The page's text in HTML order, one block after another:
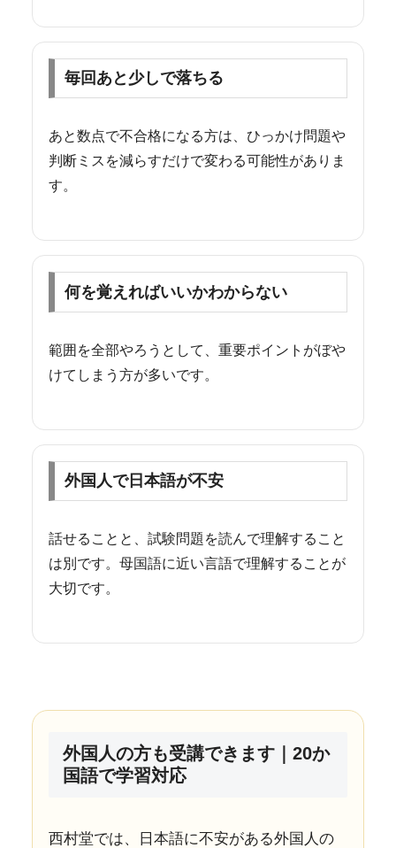
毎回あと少しで落ちる
あと数点で不合格になる方は、ひっかけ問題や
判断ミスを減らすだけで変わる可能性がありま
す。
何を覚えればいいかわからない
範囲を全部やろうとして、重要ポイントがぼや
けてしまう方が多いです。
外国人で日本語が不安
話せることと、試験問題を読んで理解すること
は別です。母国語に近い言語で理解することが
大切です。
外国人の方も受講できます｜20か
国語で学習対応
西村堂では、日本語に不安がある外国人の